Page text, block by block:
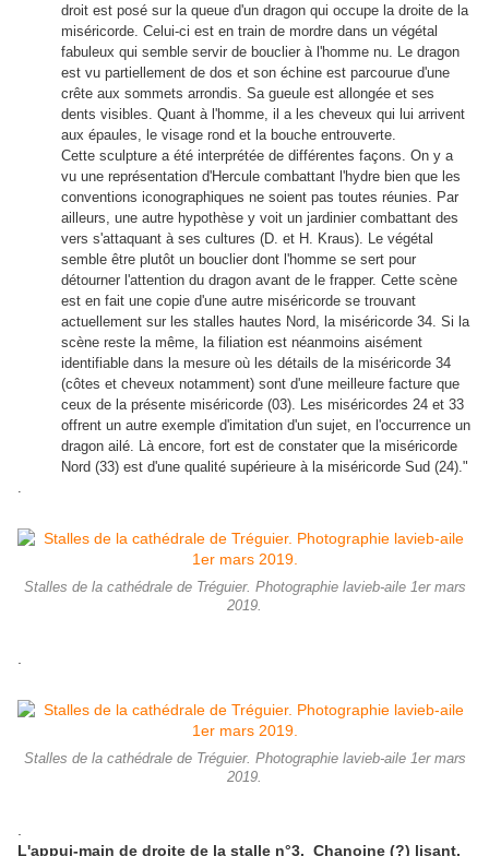
droit est posé sur la queue d'un dragon qui occupe la droite de la
miséricorde. Celui-ci est en train de mordre dans un végétal
fabuleux qui semble servir de bouclier à l'homme nu. Le dragon
est vu partiellement de dos et son échine est parcourue d'une
crête aux sommets arrondis. Sa gueule est allongée et ses
dents visibles. Quant à l'homme, il a les cheveux qui lui arrivent
aux épaules, le visage rond et la bouche entrouverte.
Cette sculpture a été interprétée de différentes façons. On y a
vu une représentation d'Hercule combattant l'hydre bien que les
conventions iconographiques ne soient pas toutes réunies. Par
ailleurs, une autre hypothèse y voit un jardinier combattant des
vers s'attaquant à ses cultures (D. et H. Kraus). Le végétal
semble être plutôt un bouclier dont l'homme se sert pour
détourner l'attention du dragon avant de le frapper. Cette scène
est en fait une copie d'une autre miséricorde se trouvant
actuellement sur les stalles hautes Nord, la miséricorde 34. Si la
scène reste la même, la filiation est néanmoins aisément
identifiable dans la mesure où les détails de la miséricorde 34
(côtes et cheveux notamment) sont d'une meilleure facture que
ceux de la présente miséricorde (03). Les miséricordes 24 et 33
offrent un autre exemple d'imitation d'un sujet, en l'occurrence un
dragon ailé. Là encore, fort est de constater que la miséricorde
Nord (33) est d'une qualité supérieure à la miséricorde Sud (24)."
.
Stalles de la cathédrale de Tréguier. Photographie lavieb-aile 1er mars
2019.
Stalles de la cathédrale de Tréguier. Photographie lavieb-aile 1er mars
2019.
L'appui-main de droite de la stalle n°3. Chanoine (?) lisant.